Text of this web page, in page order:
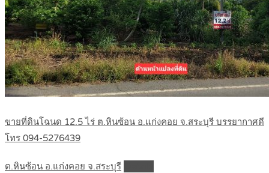
ขายที่ดินโฉนด 12.5 ไร่ ต.หินซ้อน อ.แก่งคอย จ.สระบุรี บรรยากาศดี
โทร 094-5276439
ต.หินซ้อน อ.แก่งคอย จ.สระบุรี